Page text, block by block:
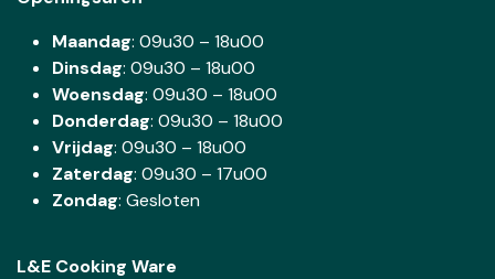
Maandag: 09u30 – 18u00
Dinsdag: 09u30 – 18u00
Woensdag: 09u30 – 18u00
Donderdag: 09u30 – 18u00
Vrijdag: 09u30 – 18u00
Zaterdag: 09u30 – 17u00
Zondag: Gesloten
L&E Cooking Ware